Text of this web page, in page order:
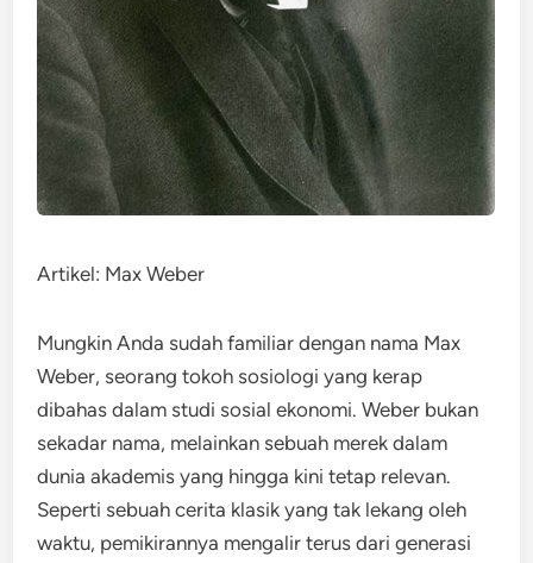
Artikel: Max Weber
Mungkin Anda sudah familiar dengan nama Max
Weber, seorang tokoh sosiologi yang kerap
dibahas dalam studi sosial ekonomi. Weber bukan
sekadar nama, melainkan sebuah merek dalam
dunia akademis yang hingga kini tetap relevan.
Seperti sebuah cerita klasik yang tak lekang oleh
waktu, pemikirannya mengalir terus dari generasi